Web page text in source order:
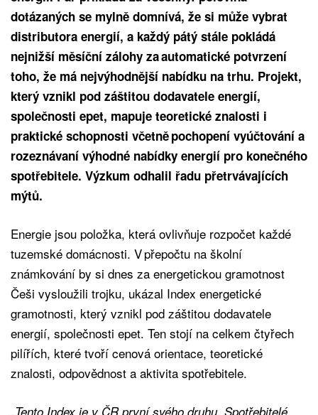
dotázaných se mylně domnívá, že si může vybrat
distributora energií, a každý pátý stále pokládá
nejnižší měsíční zálohy za automatické potvrzení
toho, že má nejvýhodnější nabídku na trhu. Projekt,
který vznikl pod záštitou dodavatele energií,
společnosti epet, mapuje teoretické znalosti i
praktické schopnosti včetně pochopení vyúčtování a
rozeznávaní výhodné nabídky energií pro konečného
spotřebitele. Výzkum odhalil řadu přetrvávajících
mýtů.
Energie jsou položka, která ovlivňuje rozpočet každé
tuzemské domácnosti. V přepočtu na školní
známkování by si dnes za energetickou gramotnost
Češi vysloužili trojku, ukázal Index energetické
gramotnosti, který vznikl pod záštitou dodavatele
energií, společnosti epet. Ten stojí na celkem čtyřech
pilířích, které tvoří cenová orientace, teoretické
znalosti, odpovědnost a aktivita spotřebitele.
„Tento Index je v ČR první svého druhu. Spotřebitelé